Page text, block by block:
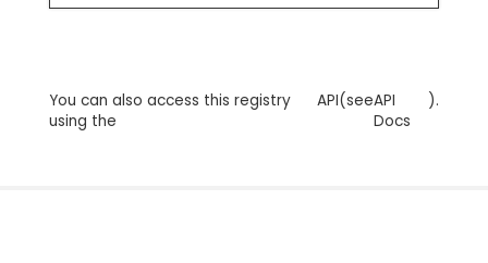
You can also access this registry
using the
API(seeAPI
Docs
).